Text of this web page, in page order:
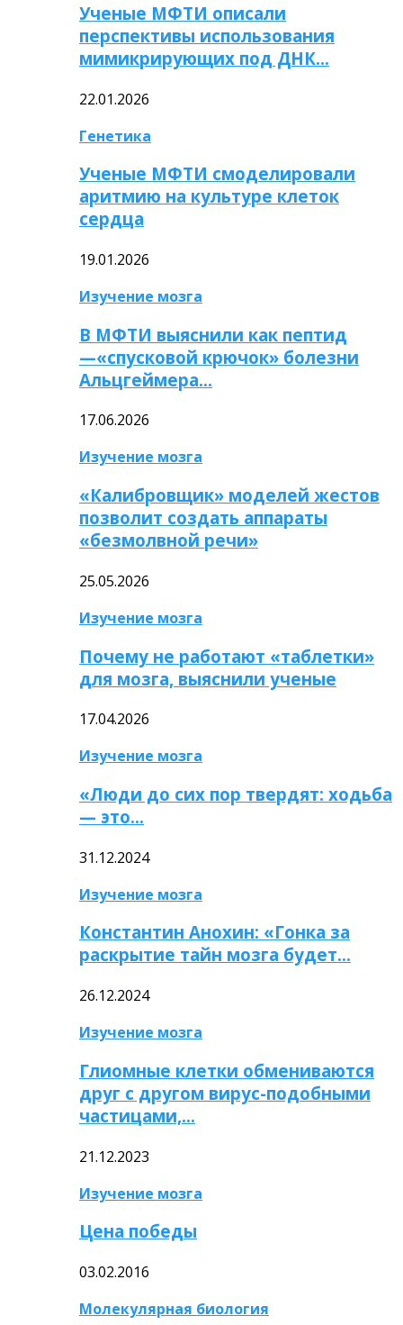
Ученые МФТИ описали
перспективы использования
мимикрирующих под ДНК…
22.01.2026
Генетика
Ученые МФТИ смоделировали
аритмию на культуре клеток
сердца
19.01.2026
Изучение мозга
В МФТИ выяснили как пептид
—«спусковой крючок» болезни
Альцгеймера…
17.06.2026
Изучение мозга
«Калибровщик» моделей жестов
позволит создать аппараты
«безмолвной речи»
25.05.2026
Изучение мозга
Почему не работают «таблетки»
для мозга, выяснили ученые
17.04.2026
Изучение мозга
«Люди до сих пор твердят: ходьба
— это…
31.12.2024
Изучение мозга
Константин Анохин: «Гонка за
раскрытие тайн мозга будет…
26.12.2024
Изучение мозга
Глиомные клетки обмениваются
друг с другом вирус-подобными
частицами,…
21.12.2023
Изучение мозга
Цена победы
03.02.2016
Молекулярная биология